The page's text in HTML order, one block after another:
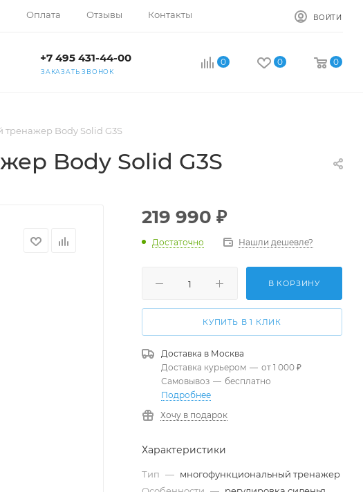
Оплата Отзывы Контакты ВОЙТИ
+7 495 431-44-00
ЗАКАЗАТЬ ЗВОНОК
0 0 0
Body Solid G3S
Body Solid G3S
219 990 ₽
Достаточно Нашли дешевле?
В КОРЗИНУ
КУПИТЬ В 1 КЛИК
Доставка в Москва
Доставка курьером — от 1 000 ₽
Самовывоз — бесплатно
Подробнее
Хочу в подарок
Характеристики
Тип — многофункциональный тренажер